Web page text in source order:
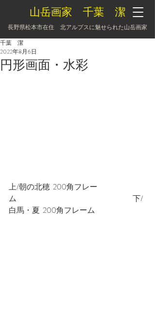
山岳画家 千葉 潔
長野県松本市在住 北アルプスに魅せられた山岳画家
円形画面・水彩
千葉 潔
2022年8月6日
上/朝の北穂  200角フレー
ム　　　　　　　　　　　　　　　下/
白馬・夏  200角フレーム